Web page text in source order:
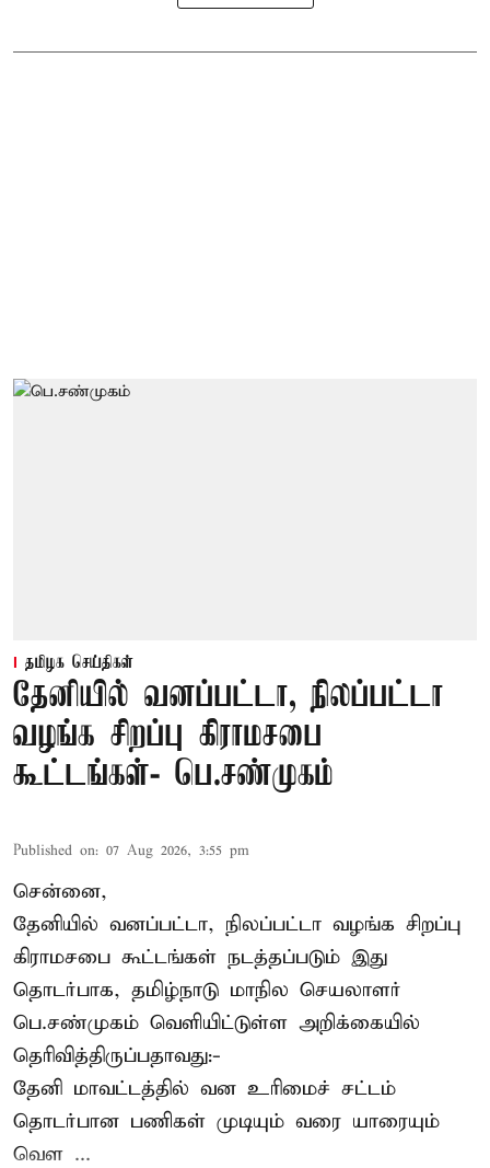
தமிழக செய்திகள்
தேனியில் வனப்பட்டா, நிலப்பட்டா
வழங்க சிறப்பு கிராமசபை
கூட்டங்கள்- பெ.சண்முகம்
Published on: 07 Aug 2026, 3:55 pm
சென்னை,
தேனியில் வனப்பட்டா, நிலப்பட்டா வழங்க சிறப்பு
கிராமசபை கூட்டங்கள் நடத்தப்படும் இது
தொடர்பாக, தமிழ்நாடு மாநில செயலாளர்
பெ.சண்முகம் வெளியிட்டுள்ள அறிக்கையில்
தெரிவித்திருப்பதாவது:-
தேனி மாவட்டத்தில் வன உரிமைச் சட்டம்
தொடர்பான பணிகள் முடியும் வரை யாரையும்
வெள ...